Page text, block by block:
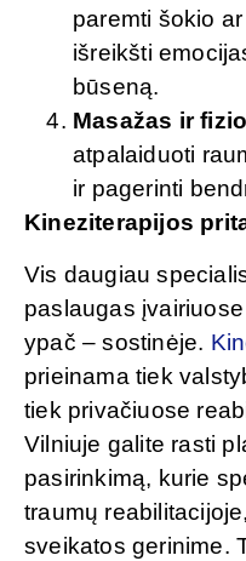
paremti šokio
išreikšti
būseną.
Masažas ir
atpalaiduoti
ir pagerinti
Kineziterapijos
Vis daugiau
paslaugas
ypač – sostinėje.
prieinama tiek
tiek privačiuose
Vilniuje galite rasti
pasirinkimą, kurie
traumų
sveikatos gerinime.